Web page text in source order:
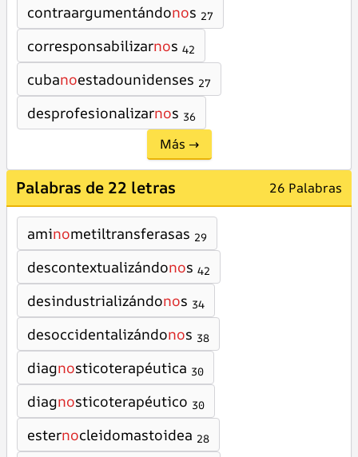
contraargumentándonos 27
corresponsabilizarnos 42
cubanoestadounidenses 27
desprofesionalizarnos 36
Más →
Palabras de 22 letras 26 Palabras
aminometiltransferasas 29
descontextualizándonos 42
desindustrializándonos 34
desoccidentalizándonos 38
diagnosticoterapéutica 30
diagnosticoterapéutico 30
esternocleidomastoidea 28